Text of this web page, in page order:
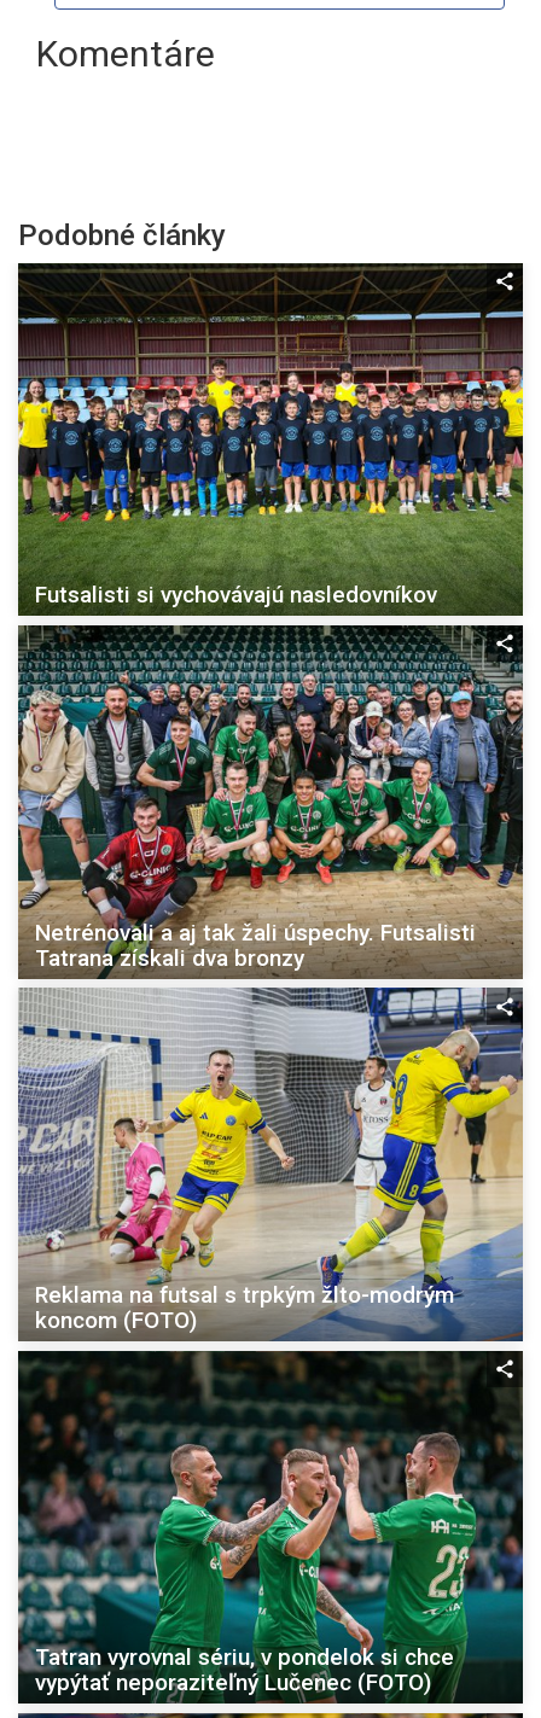
Komentáre
Podobné články
Futsalisti si vychovávajú nasledovníkov
Netrénovali a aj tak žali úspechy. Futsalisti
Tatrana získali dva bronzy
Reklama na futsal s trpkým žlto-modrým
koncom (FOTO)
Tatran vyrovnal sériu, v pondelok si chce
vypýtať neporaziteľný Lučenec (FOTO)